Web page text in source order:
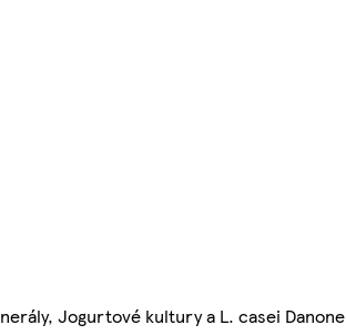
Jogurtové kultury a L. casei Danone